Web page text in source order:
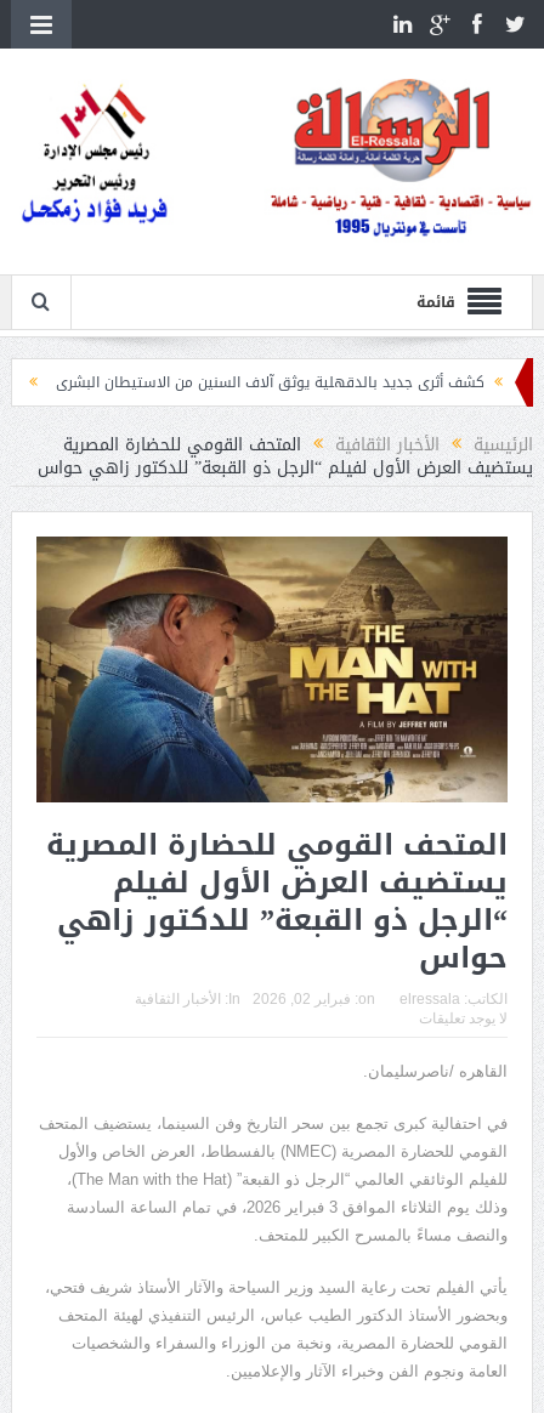
قائمة
أثرى جديد بالدقهلية يوثق آلاف السنين من الاستيطان البشرى اتحاد الكرة يطلب
الرئيسية الأخبار الثقافية المتحف القومي للحضارة المصرية
يستضيف العرض الأول لفيلم “الرجل ذو القبعة” للدكتور زاهي حواس
المتحف القومي للحضارة المصرية
يستضيف العرض الأول لفيلم
“الرجل ذو القبعة” للدكتور زاهي
حواس
الكاتب: elressala
on: فبراير 02, 2026 In:
الأخبار الثقافية
لا يوجد تعليقات
القاهره /ناصرسليمان.
في احتفالية كبرى تجمع بين سحر التاريخ وفن السينما، يستضيف المتحف
القومي للحضارة المصرية (NMEC) بالفسطاط، العرض الخاص والأول
للفيلم الوثائقي العالمي “الرجل ذو القبعة” (The Man with the Hat)،
وذلك يوم الثلاثاء الموافق 3 فبراير 2026، في تمام الساعة السادسة
والنصف مساءً بالمسرح الكبير للمتحف.
يأتي الفيلم تحت رعاية السيد وزير السياحة والآثار الأستاذ شريف فتحي،
وبحضور الأستاذ الدكتور الطيب عباس، الرئيس التنفيذي لهيئة المتحف
القومي للحضارة المصرية، ونخبة من الوزراء والسفراء والشخصيات
العامة ونجوم الفن وخبراء الآثار والإعلاميين.